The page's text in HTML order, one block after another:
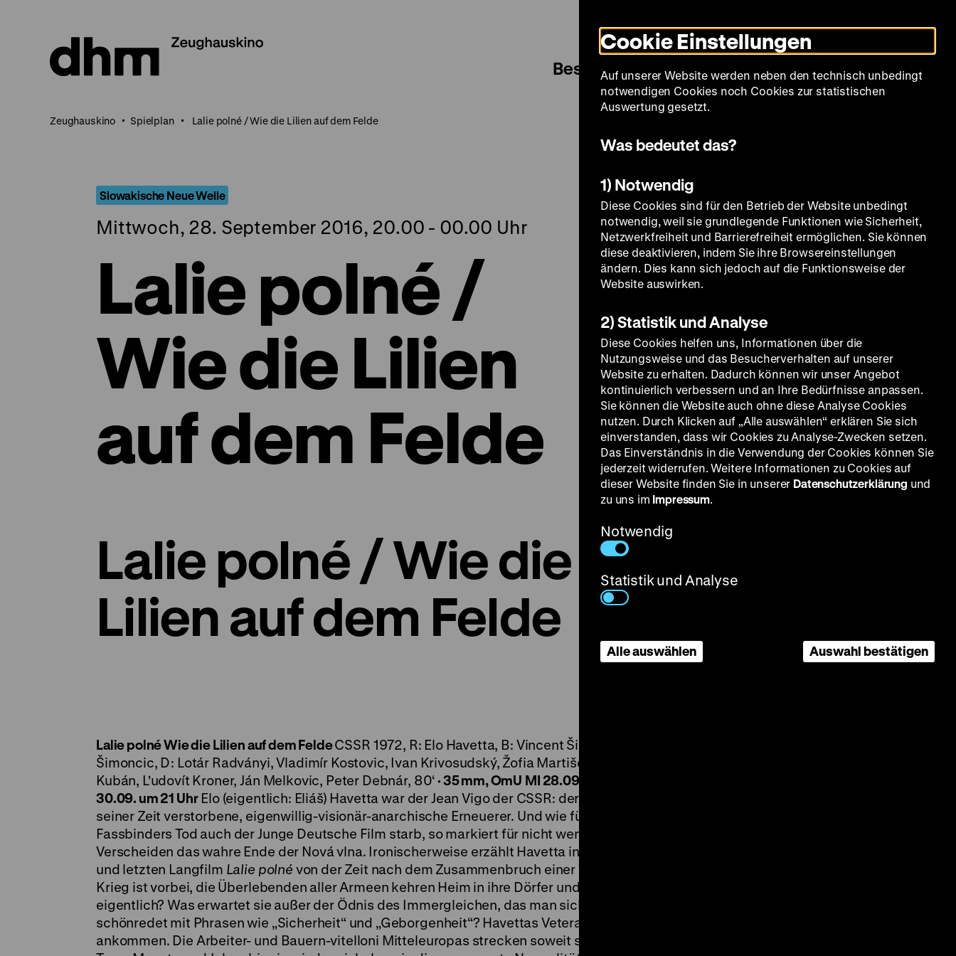
Seiteninhalt
springen
Modus
umschalten
Sprache
Besuch Spielplan Filmreihen Über uns
Zeughauskino Spielplan Lalie polné / Wie die Lilien auf dem Felde
Slowakische Neue Welle
Mittwoch, 28. September 2016, 20.00 - 00.00 Uhr
Lalie polné /
Wie die Lilien
auf dem Felde
Lalie polné / Wie die
Lilien auf dem Felde
Lalie polnéWie die Lilien auf dem FeldeCSSR 1972, R: Elo Havetta, B: Vincent Šikula, K: Dodo
Šimoncic, D: Lotár Radványi, Vladimír Kostovic, Ivan Krivosudský, Žofia Martišová, Augustín
Kubán, L'udovít Kroner, Ján Melkovic, Peter Debnár, 80‘·35 mm, OmU MI 28.09. um 20 Uhr + FR
30.09. um 21 UhrElo (eigentlich: Eliáš) Havetta war der Jean Vigo der CSSR: der weit, zu weit vor
seiner Zeit verstorbene, eigenwillig-visionär-anarchische Erneuerer. Und wie für viele hier mit
Fassbinders Tod auch der Junge Deutsche Film starb, so markiert für nicht wenige Havettas
Verscheiden das wahre Ende der Nová vlna. Ironischerweise erzählt Havetta in seinem zweiten
und letzten Langfilm Lalie polné von der Zeit nach dem Zusammenbruch einer Welt. Der Große
Krieg ist vorbei, die Überlebenden aller Armeen kehren Heim in ihre Dörfer und Städte. Warum
eigentlich? Was erwartet sie außer der Ödnis des Immergleichen, das man sich seit Urzeiten
schönredet mit Phrasen wie „Sicherheit“ und „Geborgenheit“? Havettas Veteranen wollen nicht
ankommen. Die Arbeiter- und Bauern-vitelloni Mitteleuropas strecken soweit sie können die
Cookie Einstellungen
Auf unserer Website werden neben den technisch unbedingt
notwendigen Cookies noch Cookies zur statistischen
Auswertung gesetzt.
Was bedeutet das?
1) Notwendig
Diese Cookies sind für den Betrieb der Website unbedingt
notwendig, weil sie grundlegende Funktionen wie Sicherheit,
Netzwerkfreiheit und Barrierefreiheit ermöglichen. Sie können
diese deaktivieren, indem Sie ihre Browsereinstellungen
ändern. Dies kann sich jedoch auf die Funktionsweise der
Website auswirken.
2) Statistik und Analyse
Diese Cookies helfen uns, Informationen über die
Nutzungsweise und das Besucherverhalten auf unserer
Website zu erhalten. Dadurch können wir unser Angebot
kontinuierlich verbessern und an Ihre Bedürfnisse anpassen.
Sie können die Website auch ohne diese Analyse Cookies
nutzen. Durch Klicken auf „Alle auswählen“ erklären Sie sich
einverstanden, dass wir Cookies zu Analyse-Zwecken setzen.
Das Einverständnis in die Verwendung der Cookies können Sie
jederzeit widerrufen. Weitere Informationen zu Cookies auf
dieser Website finden Sie in unserer Datenschutzerklärung und
zu uns im Impressum.
Notwendig
Statistik und Analyse
Alle auswählen Auswahl bestätigen